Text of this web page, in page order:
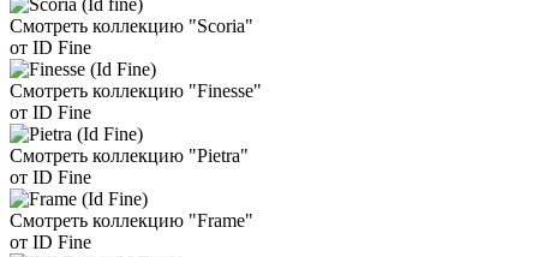
Смотреть коллекцию "Scoria"
от ID Fine
Смотреть коллекцию "Finesse"
от ID Fine
Смотреть коллекцию "Pietra"
от ID Fine
Смотреть коллекцию "Frame"
от ID Fine